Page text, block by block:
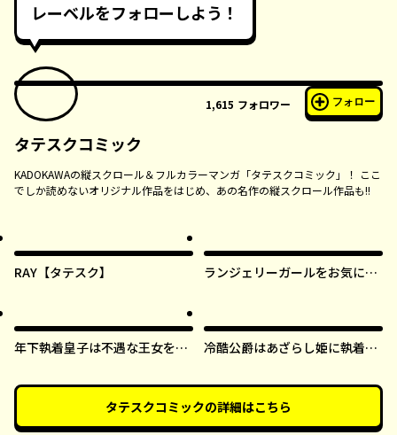
レーベルをフォローしよう！
1,615 フォロワー フォロー
タテスクコミック
KADOKAWAの縦スクロール＆フルカラーマンガ「タテスクコミック」！ ここ
でしか読めないオリジナル作品をはじめ、あの名作の縦スクロール作品も!!
RAY【タテスク】
ランジェリーガールをお気に召
年下執着皇子は不遇な王女を愛
冷酷公爵はあざらし姫に執着中
タテスクコミックの詳細はこちら